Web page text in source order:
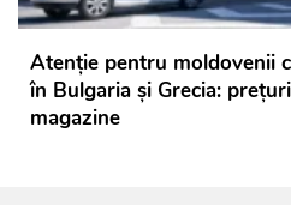
Atenție pentru moldovenii
în Bulgaria și Grecia:
magazine